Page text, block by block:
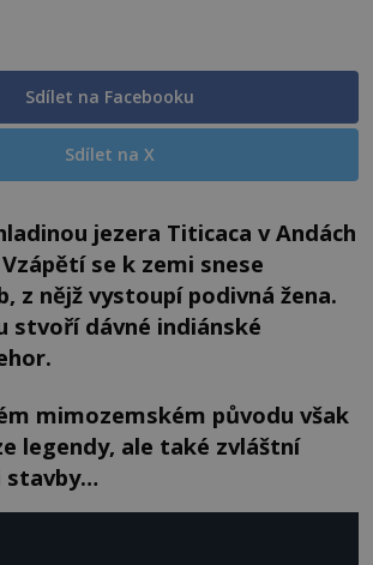
Sdílet na Facebooku
Sdílet na X
jezera Titicaca v Andách
se k zemi snese
z nějž vystoupí podivná žena.
stvoří dávné indiánské
mimozemském původu však
legendy, ale také zvláštní
stavby…